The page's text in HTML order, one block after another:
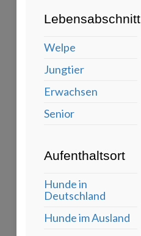
Lebensabschnitt
Welpe
Jungtier
Erwachsen
Senior
Aufenthaltsort
Hunde in
Deutschland
Hunde im Ausland